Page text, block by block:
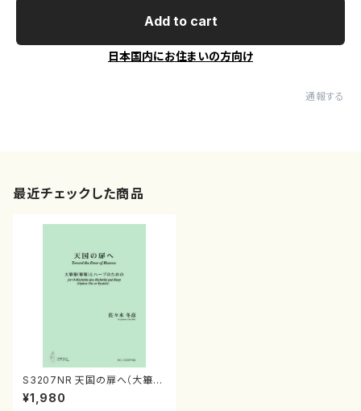
Add to cart
日本国内にお住まいの方向け
通報する
最近チェックした商品
S3207NR 天国の扉へ（大篳篥
(篳篥)，ハープ，（笙と龍笛追加
可)/佐々木冬彦/楽譜）
¥1,980